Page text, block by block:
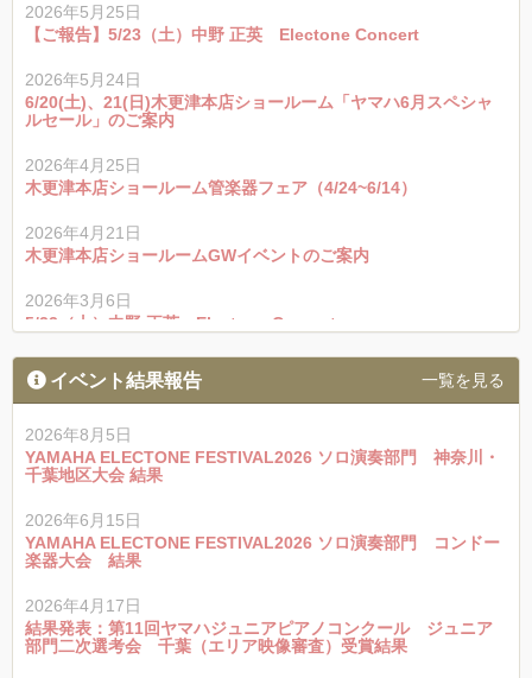
2026年5月25日
【ご報告】5/23（土）中野 正英 Electone Concert
2026年5月24日
6/20(土)、21(日)木更津本店ショールーム「ヤマハ6月スペシャ
ルセール」のご案内
2026年4月25日
木更津本店ショールーム管楽器フェア（4/24~6/14）
2026年4月21日
木更津本店ショールームGWイベントのご案内
2026年3月6日
5/23（土）中野 正英 Electone Concert
2026年3月5日
3/20(祝)、21(土)、22(日)木更津本店ショールーム春の楽器フェ
ア開催
2026年2月24日
中古楽器販売（ピアノ・管楽器）-最新情報
2026年2月18日
YAMAHA管楽器フェア2026 in 本店ショールーム
イベント結果報告 一覧を見る
2026年8月5日
YAMAHA ELECTONE FESTIVAL2026 ソロ演奏部門 神奈川・
千葉地区大会 結果
2026年6月15日
YAMAHA ELECTONE FESTIVAL2026 ソロ演奏部門 コンドー
楽器大会 結果
2026年4月17日
結果発表：第11回ヤマハジュニアピアノコンクール ジュニア
部門二次選考会 千葉（エリア映像審査）受賞結果